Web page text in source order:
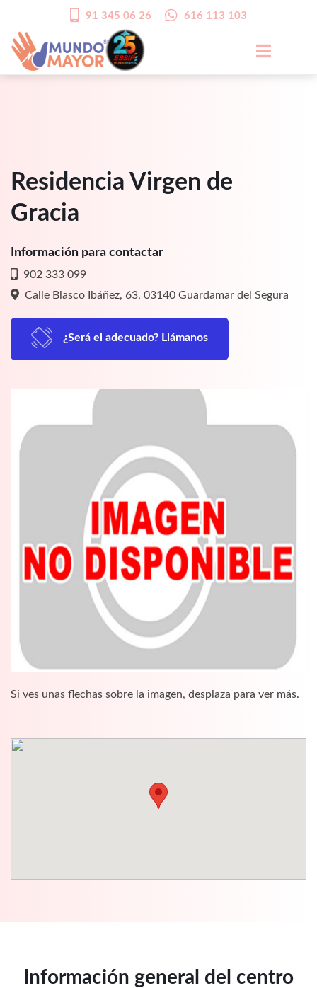
91 345 06 26 616 113 103
Residencia Virgen de
Gracia
Información para contactar
902 333 099
Calle Blasco Ibáñez, 63, 03140 Guardamar del Segura
¿Será el adecuado? Llámanos
Si ves unas flechas sobre la imagen, desplaza para ver más.
Información general del centro